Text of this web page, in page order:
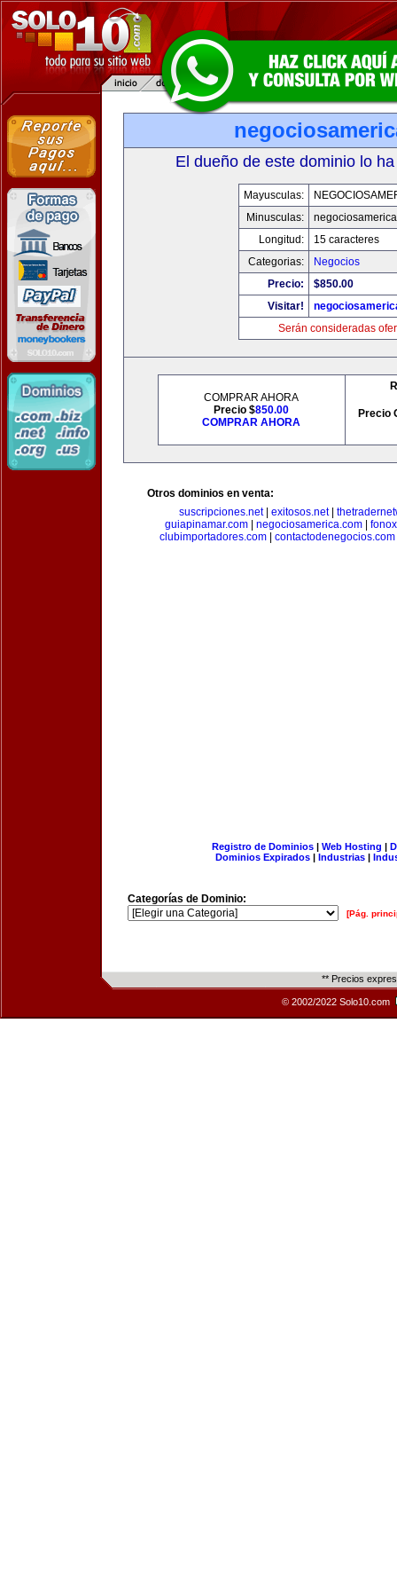
El dueño de este dominio lo
Mayusculas:
Minusculas:
Longitud:
15 caracteres
Categorias:
Negocios
Precio:
$850.00
Visitar!
Serán consideradas
COMPRAR AHORA
Precio $850.00
COMPRAR AHORA
Precio
Otros dominios en venta:
suscripciones.net| exitosos.net|
guiapinamar.com
negociosamerica.com
clubimportadores.com
contactodenegocios.com
Registro de Dominios| Web Hosting |
Dominios Expirados | Industrias |
Categorías de Dominio:
[Pág.
** Precios
© 2002/2022 Solo10.com